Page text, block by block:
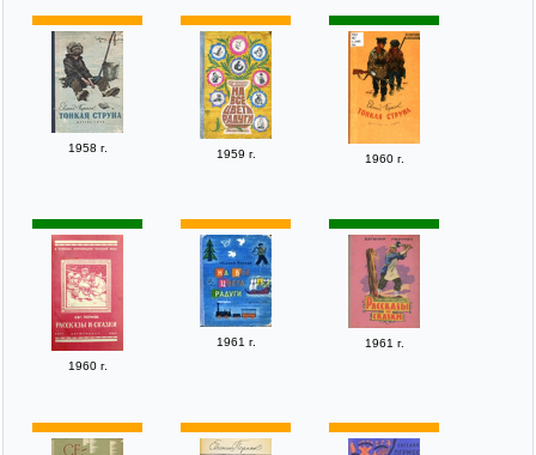
1958 г. 1959 г. 1960 г.
1960 г.
1961 г. 1961 г.